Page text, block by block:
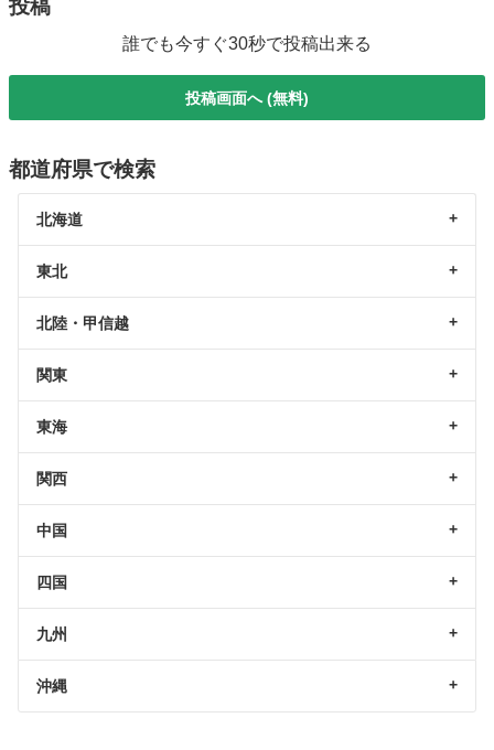
投稿
誰でも今すぐ30秒で投稿出来る
投稿画面へ (無料)
都道府県で検索
北海道
東北
北陸・甲信越
関東
東海
関西
中国
四国
九州
沖縄